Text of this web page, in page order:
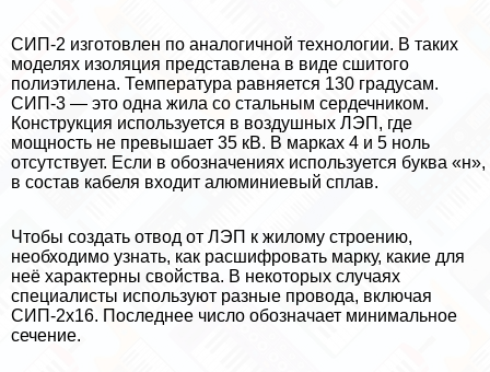
СИП-2 изготовлен по аналогичной технологии. В таких
моделях изоляция представлена в виде сшитого
полиэтилена. Температура равняется 130 градусам.
СИП-3 — это одна жила со стальным сердечником.
Конструкция используется в воздушных ЛЭП, где
мощность не превышает 35 кВ. В марках 4 и 5 ноль
отсутствует. Если в обозначениях используется буква «н»,
в состав кабеля входит алюминиевый сплав.
Чтобы создать отвод от ЛЭП к жилому строению,
необходимо узнать, как расшифровать марку, какие для
неё хаpaктерны свойства. В некоторых случаях
специалисты используют разные провода, включая
СИП-2х16. Последнее число обозначает минимальное
сечение.